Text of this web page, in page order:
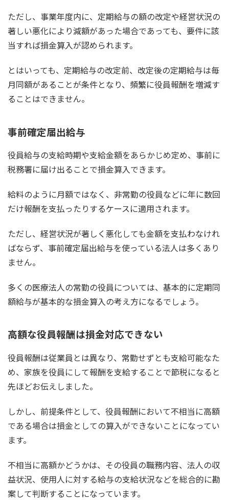
ただし、事業年度内に、定期給与の額の改定や経営状況の
著しい悪化により減額があった場合であっても、要件に該
当すれば損金算入が認められます。
とはいっても、定期給与の改定前、改定後の定期給与は毎
月同額があることが条件となり、 頻繁に役員報酬を増減す
ることはできません。
事前確定届出給与
役員給与の支給時期や支給金額をあらかじめ定め、事前に
税務署に届け出ることで損金算入できます。
給料のように月額ではなく、非常勤の役員などに年に数回
だけ報酬を支払ったりするケースに適用されます。
ただし、経営状況が著しく悪化しても金額を支払わなけれ
ばならず、事前確定届出給与を使っている法人は多くあり
ません。
多くの医療法人の常勤の役員については、基本的に定期同
額給与が基本的な損金算入の考え方になるでしょう。
高額な役員報酬は損金対応できない
役員報酬は従業員とは異なり、常勤せずとも支給可能なた
め、家族を役員にして報酬を支給することで節税になると
先ほどお伝えしました。
しかし、前提条件として、役員報酬において不相当に高額
である場合は損金としての算入ができないことになってい
ます。
不相当に高額かどうかは、その役員の職務内容、法人の収
益状況、使用人に対する給与の支給状況などを総合的に勘
案して判断することになっています。